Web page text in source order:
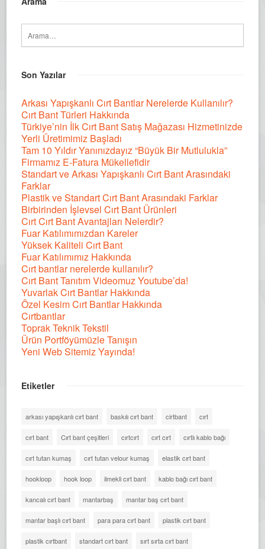
Son Yazılar
Arkası Yapışkanlı Cırt Bantlar Nerelerde Kullanılır?
Cırt Bant Türleri Hakkında
Türkiye’nin İlk Cırt Bant Satış Mağazası Hizmetinizde
Yerli Üretimimiz Başladı
Tam 10 Yıldır Yanınızdayız “Büyük Bir Mutlulukla”
Firmamız E-Fatura Mükellefidir
Standart ve Arkası Yapışkanlı Cırt Bant Arasındaki
Farklar
Plastik ve Standart Cırt Bant Arasındaki Farklar
Birbirinden İşlevsel Cırt Bant Ürünleri
Cırt Cırt Bant Avantajları Nelerdir?
Fuar Katılımımızdan Kareler
Yüksek Kaliteli Cırt Bant
Fuar Katılımımız Hakkında
Cırt bantlar nerelerde kullanılır?
Cırt Bant Tanıtım Videomuz Youtube’da!
Yuvarlak Cırt Bantlar Hakkında
Özel Kesim Cırt Bantlar Hakkında
Cırtbantlar
Toprak Teknik Tekstil
Ürün Portföyümüzle Tanışın
Yeni Web Sitemiz Yayında!
Etiketler
arkası yapışkanlı cırt bant baskılı cırt bant cirtbant cırt
cırt bant Cırt bant çeşitleri cırtcırt cırt cırt cırtlı kablo bağı
cırt tutan kumaş cırt tutan velour kumaş elastik cırt bant
hookloop hook loop ilmekli cırt bant kablo bağı cırt bant
kancalı cırt bant mantarbaş mantar baş cırt bant
mantar başlı cırt bant para para cırt bant plastik cırt bant
plastik cırtbant standart cırt bant sırt sırta cırt bant